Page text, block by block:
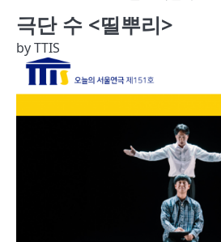
극단 수 <띨뿌리>
byTTIS